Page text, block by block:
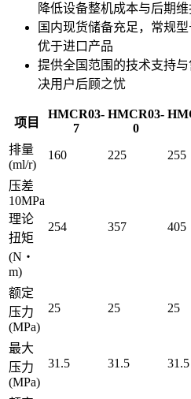
降低设备整机成本与后期维
国内现货储备充足，常规
优于进口产品
提供全国范围的技术支持
决用户后顾之忧
项目
HMCR03-
7
HMCR03-
0
排量
(ml/r)
160 225 255
压差
10MPa
理论
扭矩
(N・
m)
254 357 405
额定
压力
(MPa)
25 25 25
最大
压力
(MPa)
31.5 31.5 31.5